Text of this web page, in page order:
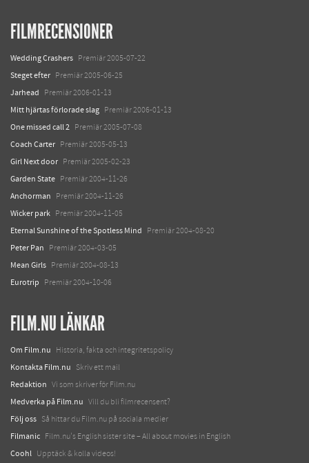
FILMRECENSIONER
Wedding Crashers Premiär 2005-07-22
Steget efter Premiär 2005-06-25
Jarhead Premiär 2006-01-13
Mitt hjärtas förlorade slag Premiär 2006-01-13
One missed call 2 Premiär 2005-07-08
Coach Carter Premiär 2005-05-13
Girl Next door Premiär 2005-02-23
Garden State Premiär 2004-11-26
Anchorman Premiär 2004-11-26
Wicker park Premiär 2004-11-05
Eternal Sunshine of the Spotless Mind Premiär 2004-08-20
Peter Pan Premiär 2004-03-05
Mean Girls Premiär 2004-08-13
Eurotrip Premiär 2004-10-06
FILM.NU LÄNKAR
Om Film.nu Historia, fakta och integritetspolicy
Kontakta Film.nu Skriv ett mail
Redaktion Vi som skriver för Film.nu
Medverka på Film.nu Vill du bli filmrecensent?
Följ oss Så hittar du Film.nu på sociala medier
Filmanic Film.nu's English sister site – All about movies in English
Coohl Upptäck & kolla videos!